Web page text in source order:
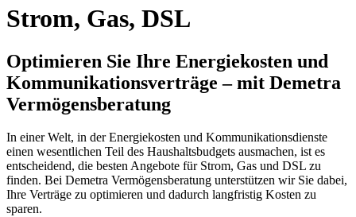
Strom, Gas, DSL
Optimieren Sie Ihre Energiekosten und
Kommunikationsverträge – mit Demetra
Vermögensberatung
In einer Welt, in der Energiekosten und Kommunikationsdienste
einen wesentlichen Teil des Haushaltsbudgets ausmachen, ist es
entscheidend, die besten Angebote für Strom, Gas und DSL zu
finden. Bei Demetra Vermögensberatung unterstützen wir Sie dabei,
Ihre Verträge zu optimieren und dadurch langfristig Kosten zu
sparen.